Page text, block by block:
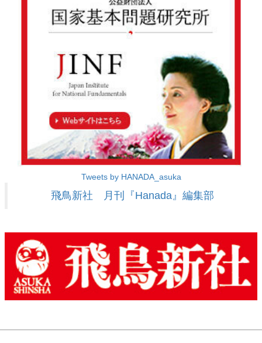
Tweets by HANADA_asuka
飛鳥新社 月刊『Hanada』編集部